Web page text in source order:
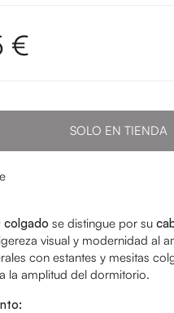
€
SOLO EN TIENDA
colgado se distingue por su
visual y modernidad al
con estantes y mesitas
la amplitud del dormitorio.